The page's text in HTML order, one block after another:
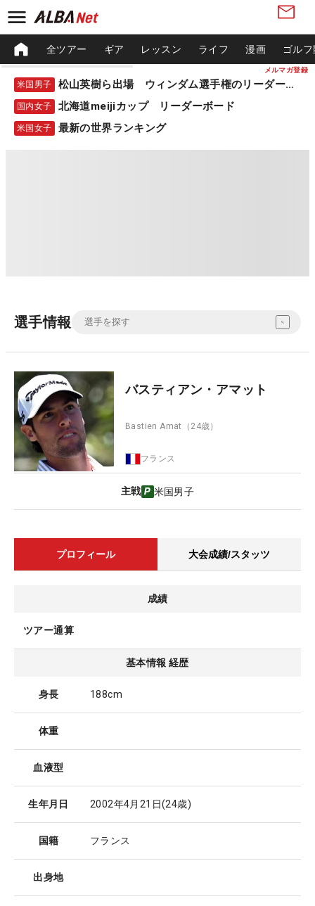
メルマガ登録
全ツアー ギア レッスン ライフ 漫画 ゴル
米国男子 松山英樹ら出場 ウィンダム選手権のリーダーボード
国内女子 北海道meijiカップ リーダーボード
米国女子 最新の世界ランキング
選手情報
バスティアン・アマット
Bastien Amat （24歳）
フランス
主戦 米国男子
プロフィール 大会成績/スタッツ
成績
ツアー通算
基本情報 経歴
身長 188cm
体重
血液型
生年月日 2002年4月21日(24歳)
国籍 フランス
出身地